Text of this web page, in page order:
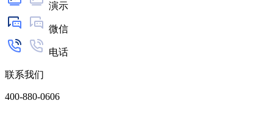
演示
微信
电话
联系我们
400-880-0606